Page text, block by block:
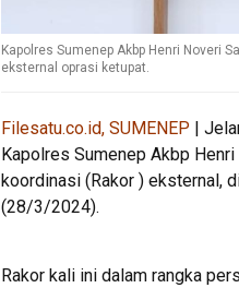
Kapolres Sumenep Akbp Henri Noveri
eksternal oprasi ketupat.
Filesatu.co.id, SUMENEP |
Kapolres Sumenep Akbp
koordinasi (Rakor ) eksternal,
(28/3/2024).
Rakor kali ini dalam rangka